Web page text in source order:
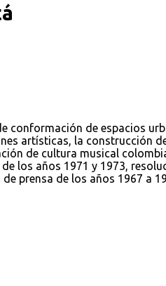
conformación de espacios
artísticas, la construcción
de cultura musical
los años 1971 y 1973,
prensa de los años 1967 a